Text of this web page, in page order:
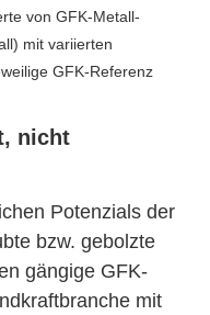
von GFK-Metall-
mit variierten
GFK-Referenz
nicht
Potenzials der
bzw. gebolzte
gängige GFK-
mit